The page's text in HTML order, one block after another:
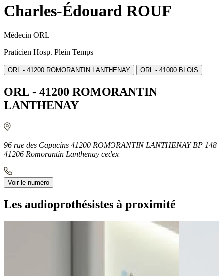
Charles-Édouard ROUF
Médecin ORL
Praticien Hosp. Plein Temps
ORL - 41200 ROMORANTIN LANTHENAY ORL - 41000 BLOIS
ORL - 41200 ROMORANTIN
LANTHENAY
96 rue des Capucins 41200 ROMORANTIN LANTHENAY BP 148
41206 Romorantin Lanthenay cedex
Voir le numéro
Les audioprothésistes à proximité